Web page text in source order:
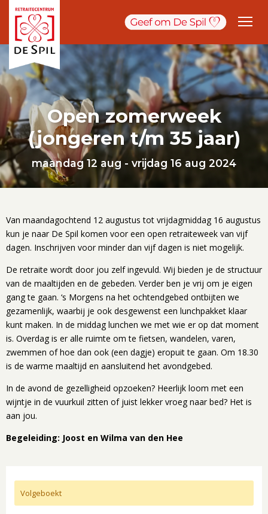
Open zomerweek
(jongeren t/m 35 jaar)
maandag 12 aug - vrijdag 16 aug 2024
Van maandagochtend 12 augustus tot vrijdagmiddag 16 augustus
kun je naar De Spil komen voor een open retraiteweek van vijf
dagen. Inschrijven voor minder dan vijf dagen is niet mogelijk.
De retraite wordt door jou zelf ingevuld. Wij bieden je de structuur
van de maaltijden en de gebeden. Verder ben je vrij om je eigen
gang te gaan. ‘s Morgens na het ochtendgebed ontbijten we
gezamenlijk, waarbij je ook desgewenst een lunchpakket klaar
kunt maken. In de middag lunchen we met wie er op dat moment
is. Overdag is er alle ruimte om te fietsen, wandelen, varen,
zwemmen of hoe dan ook (een dagje) eropuit te gaan. Om 18.30
is de warme maaltijd en aansluitend het avondgebed.
In de avond de gezelligheid opzoeken? Heerlijk loom met een
wijntje in de vuurkuil zitten of juist lekker vroeg naar bed? Het is
aan jou.
Begeleiding: Joost en Wilma van den Hee
Volgeboekt